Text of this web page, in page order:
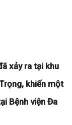
xảy ra tại khu
khiến một
Bệnh viện Đa